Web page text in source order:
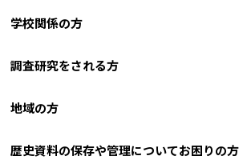
学校関係の方
調査研究をされる方
地域の方
歴史資料の保存や管理についてお困りの方